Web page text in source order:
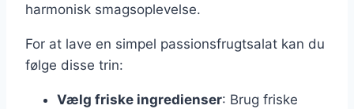
harmonisk smagsoplevelse.
For at lave en simpel passionsfrugtsalat kan du
følge disse trin:
Vælg friske ingredienser: Brug friske